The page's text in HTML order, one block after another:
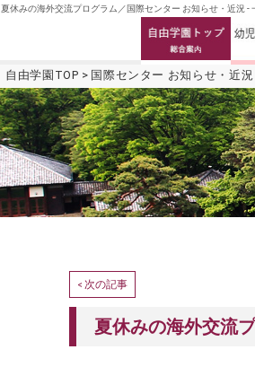
夏休みの海外交流プログラム／国際センター お知らせ・近況
自由学園TOP 国際センター お知らせ・近況
< 次の記事
夏休みの海外交流